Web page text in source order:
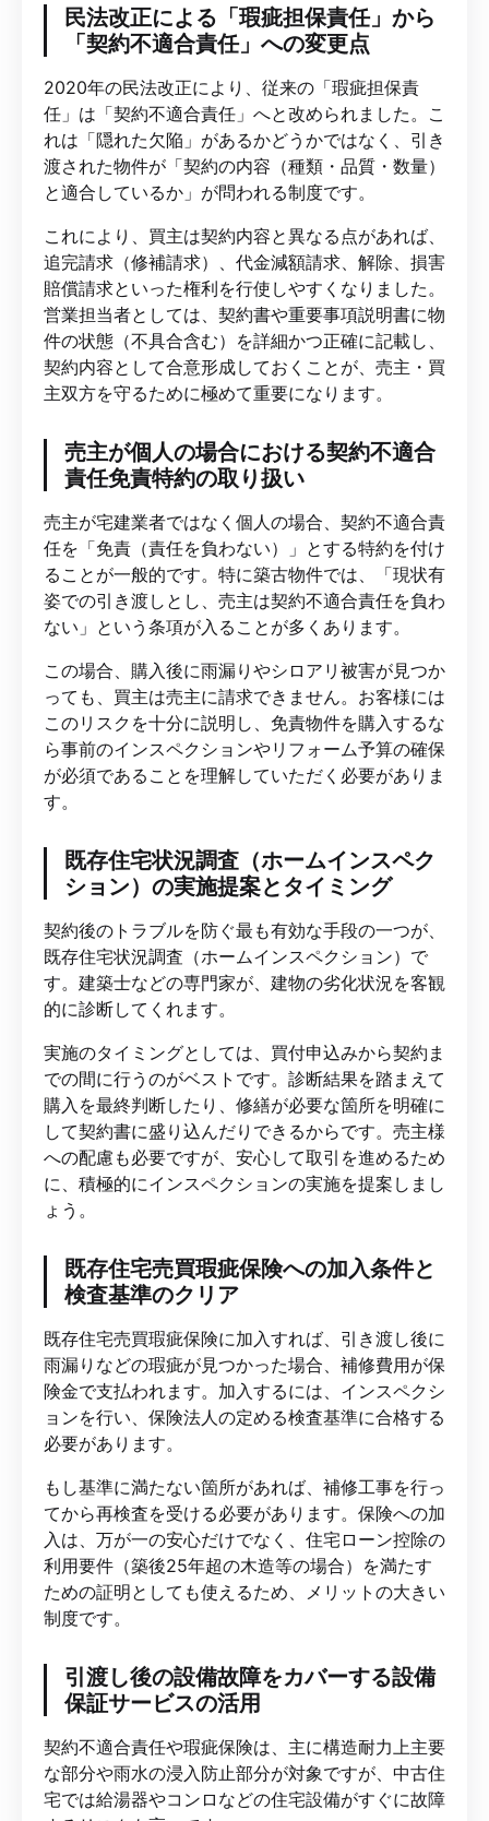
民法改正による「瑕疵担保責任」から
「契約不適合責任」への変更点
2020年の民法改正により、従来の「瑕疵担保責
任」は「契約不適合責任」へと改められました。こ
れは「隠れた欠陥」があるかどうかではなく、引き
渡された物件が「契約の内容（種類・品質・数量）
と適合しているか」が問われる制度です。
これにより、買主は契約内容と異なる点があれば、
追完請求（修補請求）、代金減額請求、解除、損害
賠償請求といった権利を行使しやすくなりました。
営業担当者としては、契約書や重要事項説明書に物
件の状態（不具合含む）を詳細かつ正確に記載し、
契約内容として合意形成しておくことが、売主・買
主双方を守るために極めて重要になります。
売主が個人の場合における契約不適合
責任免責特約の取り扱い
売主が宅建業者ではなく個人の場合、契約不適合責
任を「免責（責任を負わない）」とする特約を付け
ることが一般的です。特に築古物件では、「現状有
姿での引き渡しとし、売主は契約不適合責任を負わ
ない」という条項が入ることが多くあります。
この場合、購入後に雨漏りやシロアリ被害が見つか
っても、買主は売主に請求できません。お客様には
このリスクを十分に説明し、免責物件を購入するな
ら事前のインスペクションやリフォーム予算の確保
が必須であることを理解していただく必要がありま
す。
既存住宅状況調査（ホームインスペク
ション）の実施提案とタイミング
契約後のトラブルを防ぐ最も有効な手段の一つが、
既存住宅状況調査（ホームインスペクション）で
す。建築士などの専門家が、建物の劣化状況を客観
的に診断してくれます。
実施のタイミングとしては、買付申込みから契約ま
での間に行うのがベストです。診断結果を踏まえて
購入を最終判断したり、修繕が必要な箇所を明確に
して契約書に盛り込んだりできるからです。売主様
への配慮も必要ですが、安心して取引を進めるため
に、積極的にインスペクションの実施を提案しまし
ょう。
既存住宅売買瑕疵保険への加入条件と
検査基準のクリア
既存住宅売買瑕疵保険に加入すれば、引き渡し後に
雨漏りなどの瑕疵が見つかった場合、補修費用が保
険金で支払われます。加入するには、インスペクシ
ョンを行い、保険法人の定める検査基準に合格する
必要があります。
もし基準に満たない箇所があれば、補修工事を行っ
てから再検査を受ける必要があります。保険への加
入は、万が一の安心だけでなく、住宅ローン控除の
利用要件（築後25年超の木造等の場合）を満たす
ための証明としても使えるため、メリットの大きい
制度です。
引渡し後の設備故障をカバーする設備
保証サービスの活用
契約不適合責任や瑕疵保険は、主に構造耐力上主要
な部分や雨水の浸入防止部分が対象ですが、中古住
宅では給湯器やコンロなどの住宅設備がすぐに故障